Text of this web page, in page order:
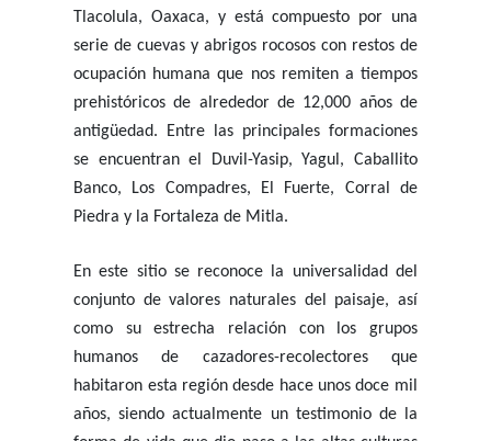
Tlacolula, Oaxaca, y está compuesto por una
serie de cuevas y abrigos rocosos con restos de
ocupación humana que nos remiten a tiempos
prehistóricos de alrededor de 12,000 años de
antigüedad. Entre las principales formaciones
se encuentran el Duvil-Yasip, Yagul, Caballito
Banco, Los Compadres, El Fuerte, Corral de
Piedra y la Fortaleza de Mitla.
En este sitio se reconoce la universalidad del
conjunto de valores naturales del paisaje, así
como su estrecha relación con los grupos
humanos de cazadores-recolectores que
habitaron esta región desde hace unos doce mil
años, siendo actualmente un testimonio de la